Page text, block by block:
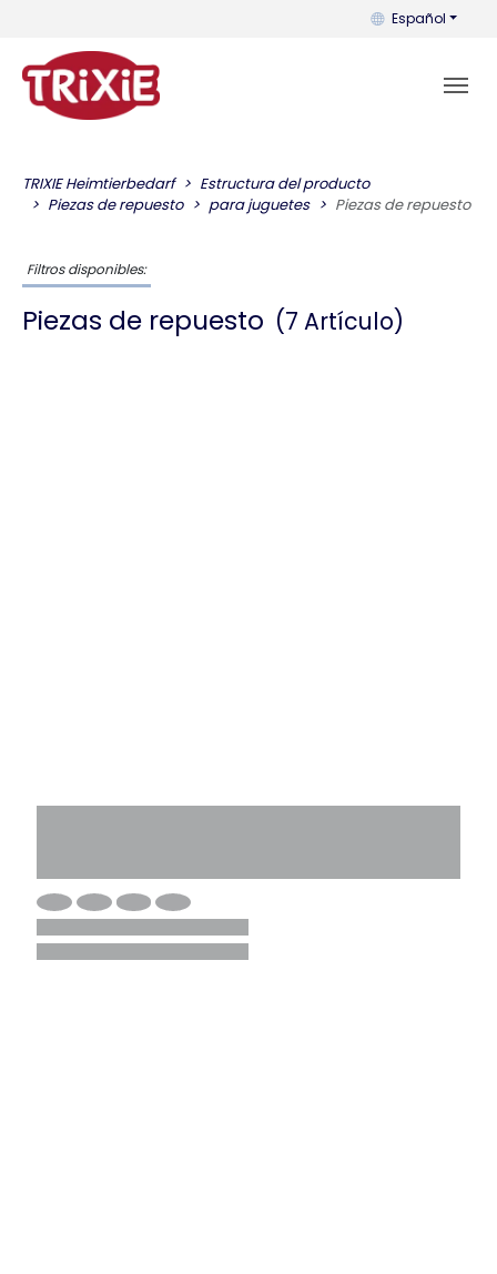
Puedes cambiar
Español
TRIXIE Heimtierbedarf
Estructura del producto
Piezas de repuesto
para juguetes Piezas de repuesto
Filtros disponibles:
Piezas de repuesto (7 Artículo)